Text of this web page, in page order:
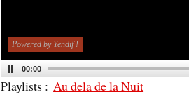
00:00
Powered by Yendif !
Playlists : Au dela de la Nuit